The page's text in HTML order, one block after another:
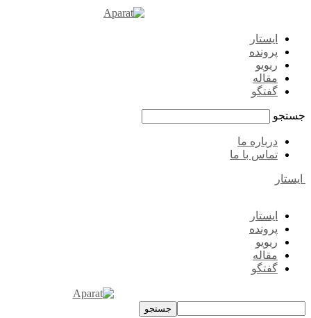
ایستار
پرونده
ریویو
مقاله
گفتگو
جستجو
درباره ما
تماس با ما
ایستار
ایستار
پرونده
ریویو
مقاله
گفتگو